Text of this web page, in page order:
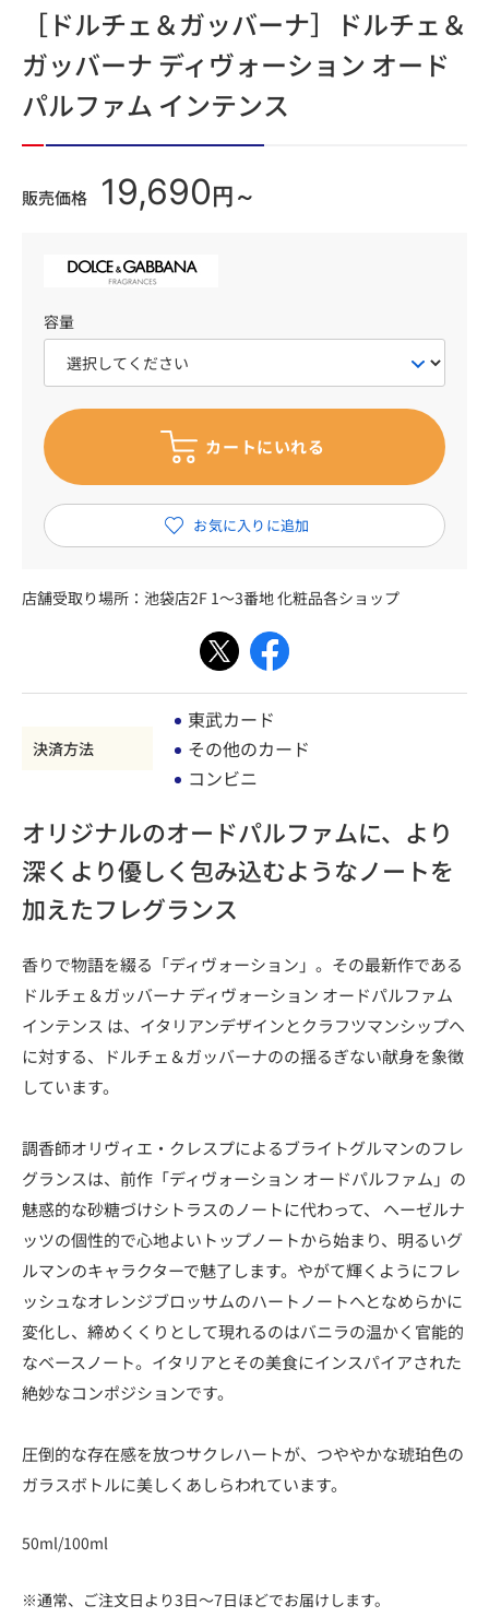
［ドルチェ＆ガッバーナ］ドルチェ＆
ガッバーナ ディヴォーション オード
パルファム インテンス
販売価格 19,690 円～
容量
店舗受取り場所： 池袋店2F 1～3番地 化粧品各ショップ
決済方法
東武カード
その他のカード
コンビニ
オリジナルのオードパルファムに、より
深くより優しく包み込むようなノートを
加えたフレグランス
香りで物語を綴る「ディヴォーション」。その最新作である
ドルチェ＆ガッバーナ ディヴォーション オードパルファム
インテンス は、イタリアンデザインとクラフツマンシップへ
に対する、ドルチェ＆ガッバーナのの揺るぎない献身を象徴
しています。
調香師オリヴィエ・クレスプによるブライトグルマンのフレ
グランスは、前作「ディヴォーション オードパルファム」の
魅惑的な砂糖づけシトラスのノートに代わって、 ヘーゼルナ
ッツの個性的で心地よいトップノートから始まり、明るいグ
ルマンのキャラクターで魅了します。やがて輝くようにフレ
ッシュなオレンジブロッサムのハートノートへとなめらかに
変化し、締めくくりとして現れるのはバニラの温かく官能的
なベースノート。イタリアとその美食にインスパイアされた
絶妙なコンポジションです。
圧倒的な存在感を放つサクレハートが、つややかな琥珀色の
ガラスボトルに美しくあしらわれています。
50ml/100ml
※通常、ご注文日より3日～7日ほどでお届けします。